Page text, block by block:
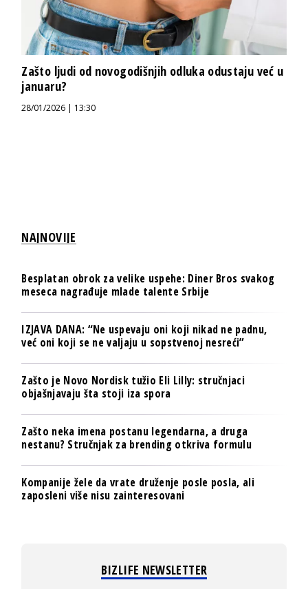
Zašto ljudi od novogodišnjih odluka odustaju već u
januaru?
28/01/2026 | 13:30
NAJNOVIJE
Besplatan obrok za velike uspehe: Diner Bros svakog
meseca nagrađuje mlade talente Srbije
IZJAVA DANA: “Ne uspevaju oni koji nikad ne padnu,
već oni koji se ne valjaju u sopstvenoj nesreći”
Zašto je Novo Nordisk tužio Eli Lilly: stručnjaci
objašnjavaju šta stoji iza spora
Zašto neka imena postanu legendarna, a druga
nestanu? Stručnjak za brending otkriva formulu
Kompanije žele da vrate druženje posle posla, ali
zaposleni više nisu zainteresovani
BIZLIFE NEWSLETTER